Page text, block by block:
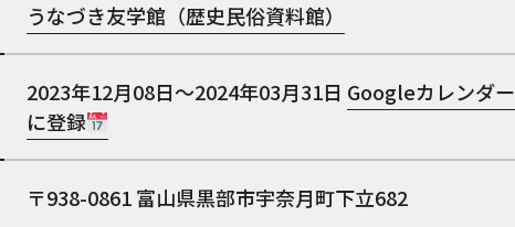
うなづき友学館（歴史民俗資料館）
2023年12月08日～2024年03月31日 Googleカレンダー
に登録
938-0861 富山県黒部市宇奈月町下立682